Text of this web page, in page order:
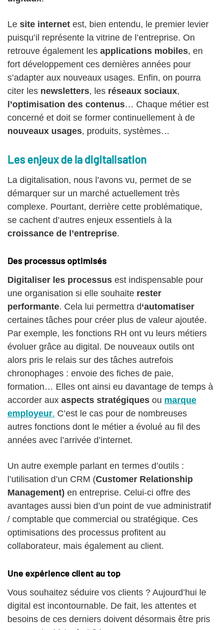
Le site internet est, bien entendu, le premier levier
puisqu’il représente la vitrine de l’entreprise. On
retrouve également les applications mobiles, en
fort développement ces dernières années pour
s’adapter aux nouveaux usages. Enfin, on pourra
citer les newsletters, les réseaux sociaux,
l’optimisation des contenus… Chaque métier est
concerné et doit se former continuellement à de
nouveaux usages, produits, systèmes…
Les enjeux de la digitalisation
La digitalisation, nous l’avons vu, permet de se
démarquer sur un marché actuellement très
complexe. Pourtant, derrière cette problématique,
se cachent d’autres enjeux essentiels à la
croissance de l’entreprise.
Des processus optimisés
Digitaliser les processus est indispensable pour
une organisation si elle souhaite rester
performante. Cela lui permettra d‘automatiser
certaines tâches pour créer plus de valeur ajoutée.
Par exemple, les fonctions RH ont vu leurs métiers
évoluer grâce au digital. De nouveaux outils ont
alors pris le relais sur des tâches autrefois
chronophages : envoie des fiches de paie,
formation… Elles ont ainsi eu davantage de temps à
accorder aux aspects stratégiques ou marque
employeur. C’est le cas pour de nombreuses
autres fonctions dont le métier a évolué au fil des
années avec l’arrivée d’internet.
Un autre exemple parlant en termes d’outils :
l’utilisation d’un CRM (Customer Relationship
Management) en entreprise. Celui-ci offre des
avantages aussi bien d’un point de vue administratif
/ comptable que commercial ou stratégique. Ces
optimisations des processus profitent au
collaborateur, mais également au client.
Une expérience client au top
Vous souhaitez séduire vos clients ? Aujourd’hui le
digital est incontournable. De fait, les attentes et
besoins de ces derniers doivent désormais être pris